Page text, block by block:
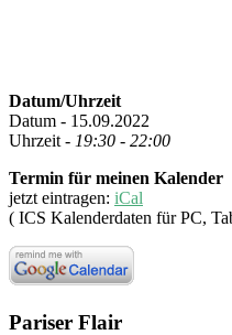
Datum/Uhrzeit
Datum - 15.09.2022
Uhrzeit - 19:30 - 22:00
Termin für meinen Kalender
jetzt eintragen: iCal
( ICS Kalenderdaten für PC,
Pariser Flair